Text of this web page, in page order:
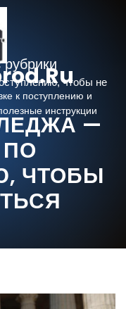
к поступлению и
инструкции
рубрики
чтобы не
—
ЧТОБЫ